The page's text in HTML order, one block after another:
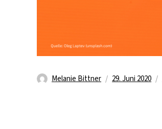
Autor
Melanie Bittner
Veröffentlicht
29. Juni 2020